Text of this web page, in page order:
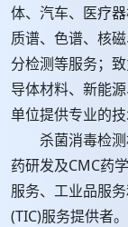
体、汽车、医疗
质谱、色谱、核
分检测等服务；
导体材料、新能
单位提供专业的技
杀菌消毒检
药研发及CMC药
服务、工业品服
(TIC)服务提供者